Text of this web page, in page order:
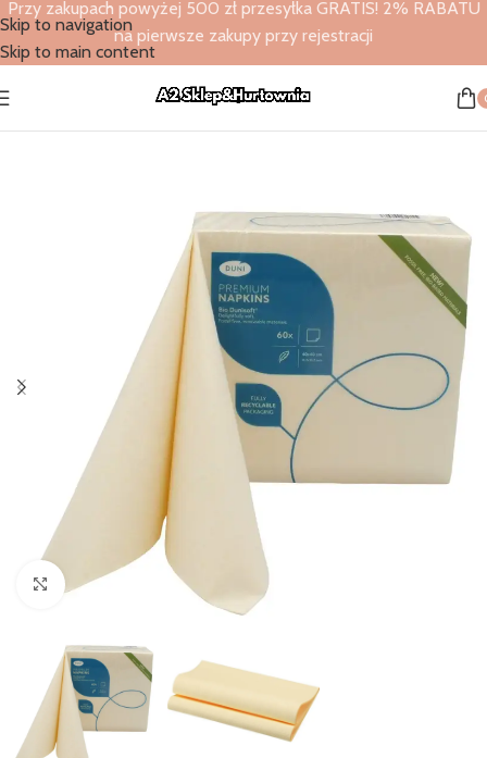
Skip to navigation
Skip to main content
Przy zakupach powyżej 500 zł przesyłka GRATIS! 2% RABATU
na pierwsze zakupy przy rejestracji
Strona główna Serwetki flizelinowe
Click to enlarge